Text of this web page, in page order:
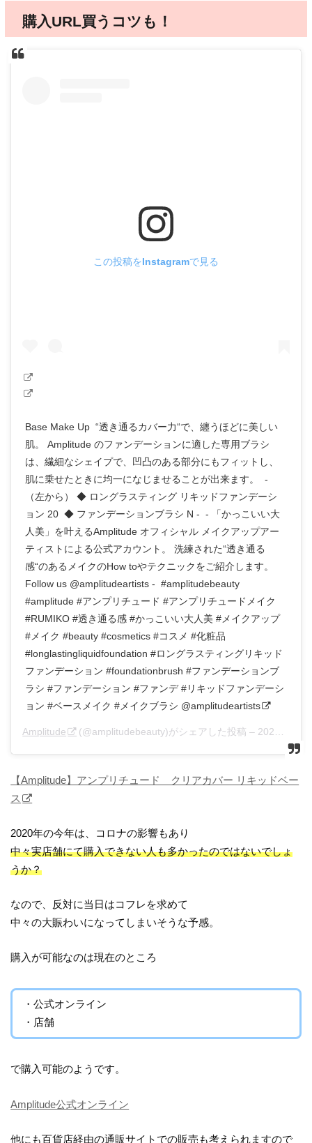
購入URL買うコツも！
この投稿をInstagramで見る
Base Make Up “透き通るカバー力“で、纏うほどに美しい
肌。 Amplitude のファンデーションに適した専用ブラシ
は、繊細なシェイプで、凹凸のある部分にもフィットし、
肌に乗せたときに均一になじませることが出来ます。 -
（左から） ◆ ロングラスティング リキッドファンデーシ
ョン 20 ◆ ファンデーションブラシ N - - 「かっこいい大
人美」を叶えるAmplitude オフィシャル メイクアップアー
ティストによる公式アカウント。 洗練された“透き通る
感“のあるメイクのHow toやテクニックをご紹介します。
Follow us @amplitudeartists - #amplitudebeauty
#amplitude #アンプリチュード #アンプリチュードメイク
#RUMIKO #透き通る感 #かっこいい大人美 #メイクアップ
#メイク #beauty #cosmetics #コスメ #化粧品
#longlastingliquidfoundation #ロングラスティングリキッド
ファンデーション #foundationbrush #ファンデーションブ
ラシ #ファンデーション #ファンデ #リキッドファンデーシ
ョン #ベースメイク #メイクブラシ @amplitudeartists
Amplitude (@amplitudebeauty)がシェアした投稿 – 2020年 7月月8日午前4時43分PDT
【Amplitude】アンプリチュード クリアカバー リキッドベー
ス
2020年の今年は、コロナの影響もあり
中々実店舗にて購入できない人も多かったのではないでしょ
うか？
なので、反対に当日はコフレを求めて
中々の大賑わいになってしまいそうな予感。
購入が可能なのは現在のところ
・公式オンライン
・店舗
で購入可能のようです。
Amplitude公式オンライン
他にも百貨店経由の通販サイトでの販売も考えられますので